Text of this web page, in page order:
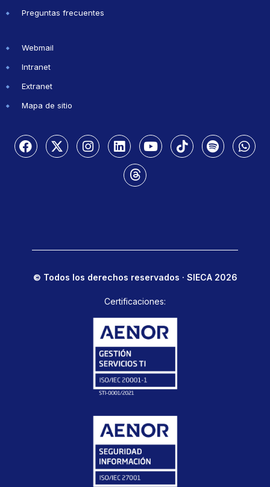
Preguntas frecuentes
Webmail
Intranet
Extranet
Mapa de sitio
© Todos los derechos reservados · SIECA 2026
Certificaciones: